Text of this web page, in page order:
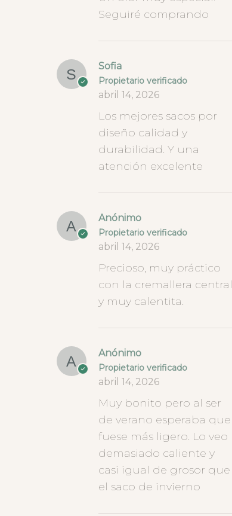
Seguiré comprando
Sofia
Propietario verificado
abril 14, 2026
Los mejores sacos por
diseño calidad y
durabilidad. Y una
atención excelente
Anónimo
Propietario verificado
abril 14, 2026
Precioso, muy práctico
con la cremallera central
y muy calentita.
Anónimo
Propietario verificado
abril 14, 2026
Muy bonito pero al ser
de verano esperaba que
fuese más ligero. Lo veo
demasiado caliente y
casi igual de grosor que
el saco de invierno